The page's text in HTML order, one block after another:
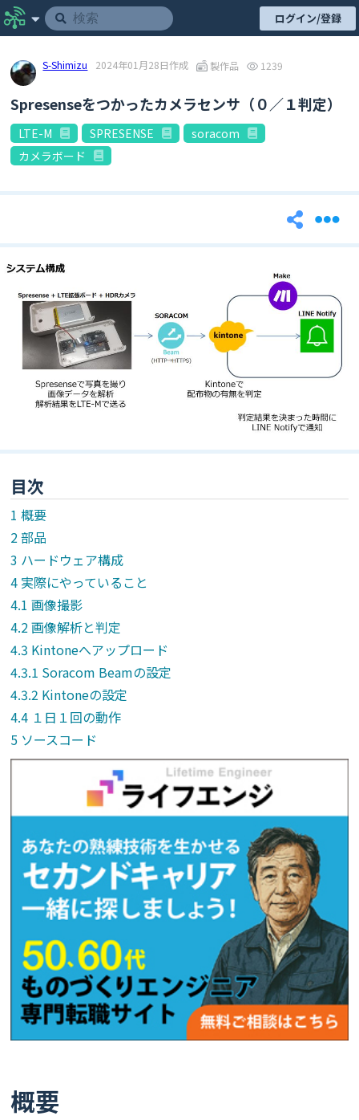
ログイン/登録
S-Shimizu 2024年01月28日作成 製作品 1239
Spresenseをつかったカメラセンサ（０／１判定）
LTE-M SPRESENSE
soracom
カメラボード
目次
概要
部品
ハードウェア構成
実際にやっていること
画像撮影
画像解析と判定
Kintoneへアップロード
Soracom Beamの設定
Kintoneの設定
１日１回の動作
ソースコード
概要